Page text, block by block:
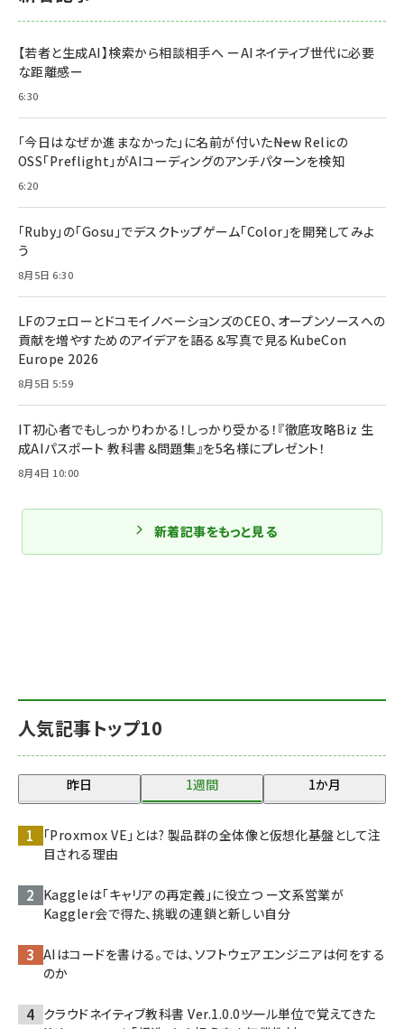
人気記事トップ10
昨日 1週間 1か月
「Proxmox VE」とは? 製品群の全体像と仮想化基盤として注
目される理由
Kaggleは「キャリアの再定義」に役立つ ー文系営業が
Kaggler会で得た、挑戦の連鎖と新しい自分
AIはコードを書ける。では、ソフトウェアエンジニアは何をする
のか
クラウドネイティブ教科書 Ver.1.0.0――ツール単位で覚えてきた
【若者と生成AI】検索から相談相手へ ーAIネイティブ世代に必要
な距離感ー
6:30
「今日はなぜか進まなかった」に名前が付いた――New Relicの
OSS「Preflight」がAIコーディングのアンチパターンを検知
6:20
「Ruby」の「Gosu」でデスクトップゲーム「Color」を開発してみよ
う
8月5日 6:30
LFのフェローとドコモイノベーションズのCEO、オープンソースへの
貢献を増やすためのアイデアを語る＆写真で見るKubeCon
Europe 2026
8月5日 5:59
IT初心者でもしっかりわかる！しっかり受かる！『徹底攻略Biz 生
成AIパスポート 教科書＆問題集』を5名様にプレゼント！
8月4日 10:00
新着記事をもっと見る